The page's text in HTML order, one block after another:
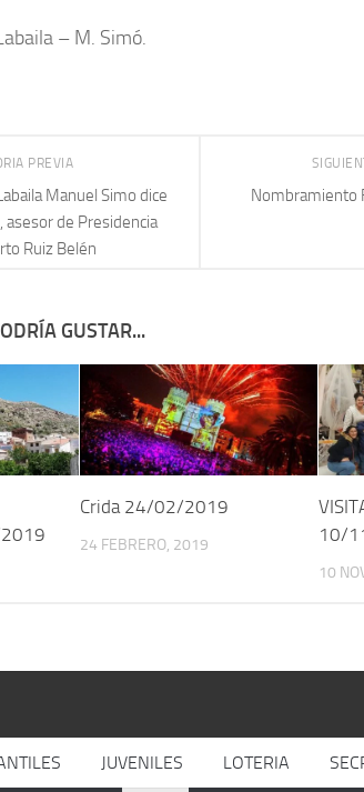
– M. Simó.
Nombramiento
PREVIA
Manuel Simo dice
asesor de Presidencia
Ruiz Belén
GUSTAR...
2019
Crida 24/02/2019
24 FEBRERO, 2019
10/
10
JUVENILES LOTERIA